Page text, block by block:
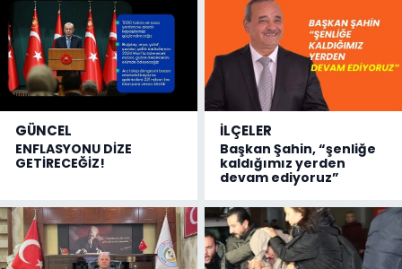
GÜNCEL
ENFLASYONU DİZE
GETİRECEĞİZ!
İLÇELER
Başkan Şahin, “şenliğe
kaldığımız yerden
devam ediyoruz”